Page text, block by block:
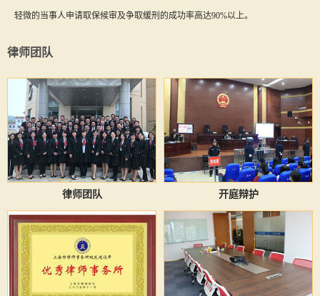
轻微的当事人申请取保候审及争取缓刑的成功率高达90%以上。
律师团队
律师团队 开庭辩护